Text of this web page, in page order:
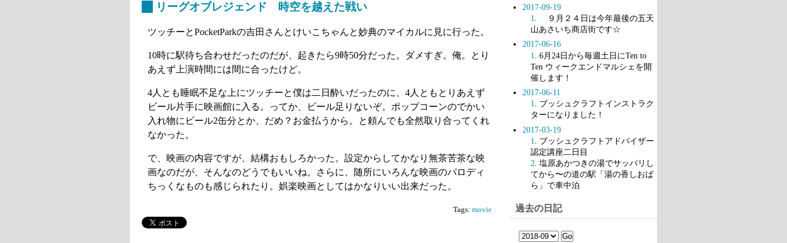
リーグオブレジェンド 時空を越えた戦い
ツッチーとPocketParkの吉田さんとけいこちゃんと妙典のマイカルに見に行った。
10時に駅待ち合わせだったのだが、起きたら9時50分だった。ダメすぎ。俺。とり
あえず上演時間には間に合ったけど。
4人とも睡眠不足な上にツッチーと僕は二日酔いだったのに、4人ともとりあえず
ビール片手に映画館に入る。ってか、ビール足りないぞ。ポップコーンのでかい
入れ物にビール2缶分とか、だめ？お金払うから。と頼んでも全然取り合ってくれ
なかった。
で、映画の内容ですが、結構おもしろかった。設定からしてかなり無茶苦茶な映
画なのだが、そんなのどうでもいいね。さらに、随所にいろんな映画のパロディ
ちっくなものも感じられたり。娯楽映画としてはかなりいい出来だった。
Tags: movie
2017-09-19
1
. ９月２４日は今年最後の五天
山あさいち商店街です☆
2017-06-16
1
. 6月24日から毎週土日にTen to
Ten ウィークエンドマルシェを開
催します！
2017-06-11
1. ブッシュクラフトインストラク
ターになりました！
2017-03-19
1
. ブッシュクラフトアドバイザー
認定講座二日目
2 . 塩原あかつきの湯でサッパリし
てから〜の道の駅「湯の香しおば
ら」で車中泊
過去の日記